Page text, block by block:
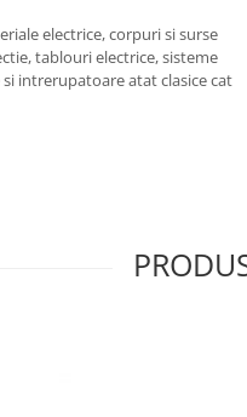
electrice, corpuri si surse
tablouri electrice, sisteme
intrerupatoare atat clasice cat